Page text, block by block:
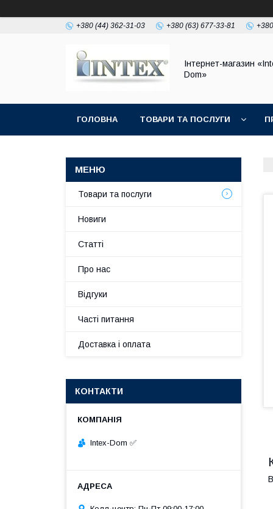
+380 (44) 362-31-03 +380 (63) 677-33-81
Інтернет-магазин
Dom»
ГОЛОВНА ТОВАРИ ТА ПОСЛУГИ
Товари та послуги
Новиги
Статті
Про нас
Відгуки
Часті питання
Доставка і оплата
КОНТАКТИ
Intex-Dom ✅